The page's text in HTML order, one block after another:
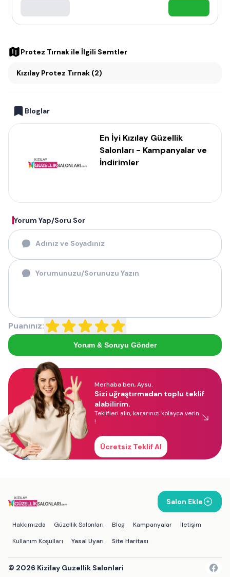
Protez Tırnak ile İlgili Semtler
Kızılay Protez Tırnak (2)
Bloglar
En İyi Kızılay Güzellik
Salonları - Kampanyalar ve
İndirimler
Yorum Yap/Soru Sor
Puanınız:
Yorum & Soruyu Gönder
Merhaba ben, Aysu.
Sizi uğraştırmadan toplu teklif
alabilirim.
Teklifleri alın, kararınızı kolayca verin
!
Ücretsiz Teklif Al
Salon Ekle
Hakkımızda Güzellik Salonları Blog Kampanyalar
İletişim
Kullanım Koşulları
Yasal Uyarı Site Haritası
© 2026 Kizilay Guzellik Salonlari